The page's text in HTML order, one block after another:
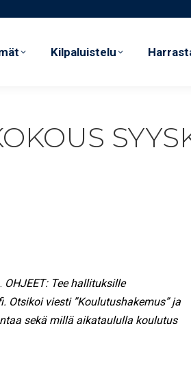
Kilpaluistelu
OHJEET: Tee hallituksille
Otsikoi viesti ”Koulutushakemus” ja
sekä millä aikataululla koulutus
Kilpaluistelu